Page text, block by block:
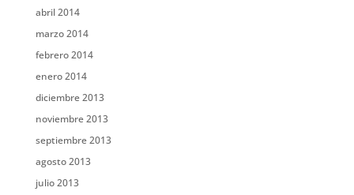
abril 2014
marzo 2014
febrero 2014
enero 2014
diciembre 2013
noviembre 2013
septiembre 2013
agosto 2013
julio 2013